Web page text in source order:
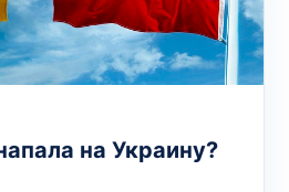
на Украину?